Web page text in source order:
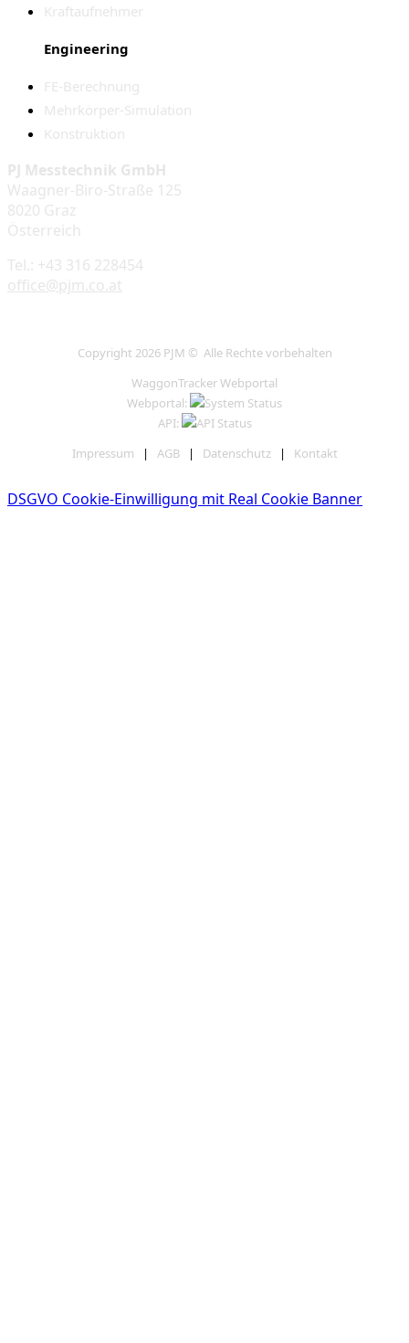
Kraftaufnehmer
Engineering
FE-Berechnung
Mehrkörper-Simulation
Konstruktion
PJ Messtechnik GmbH
Waagner-Biro-Straße 125
8020 Graz
Österreich
Tel.: +43 316 228454
office@pjm.co.at
Copyright 2026 PJM © Alle Rechte vorbehalten
WaggonTracker Webportal
Webportal:
API:
Impressum | AGB| Datenschutz| Kontakt
DSGVO Cookie-Einwilligung mit Real Cookie Banner